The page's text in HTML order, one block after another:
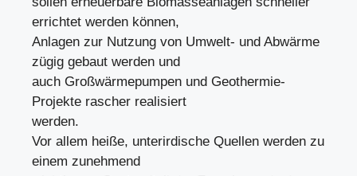
errichtet werden können,
Anlagen zur Nutzung von Umwelt- und Abwärme
zügig gebaut werden und
auch Großwärmepumpen und Geothermie-
Projekte rascher realisiert
werden.
Vor allem heiße, unterirdische Quellen werden zu
einem zunehmend